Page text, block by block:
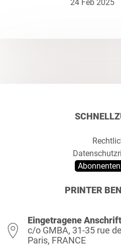
24 Feb 2025
PRINTER
Eingetragene Anschrift
c/o GMBA, 31-35 rue
Paris, FRANCE